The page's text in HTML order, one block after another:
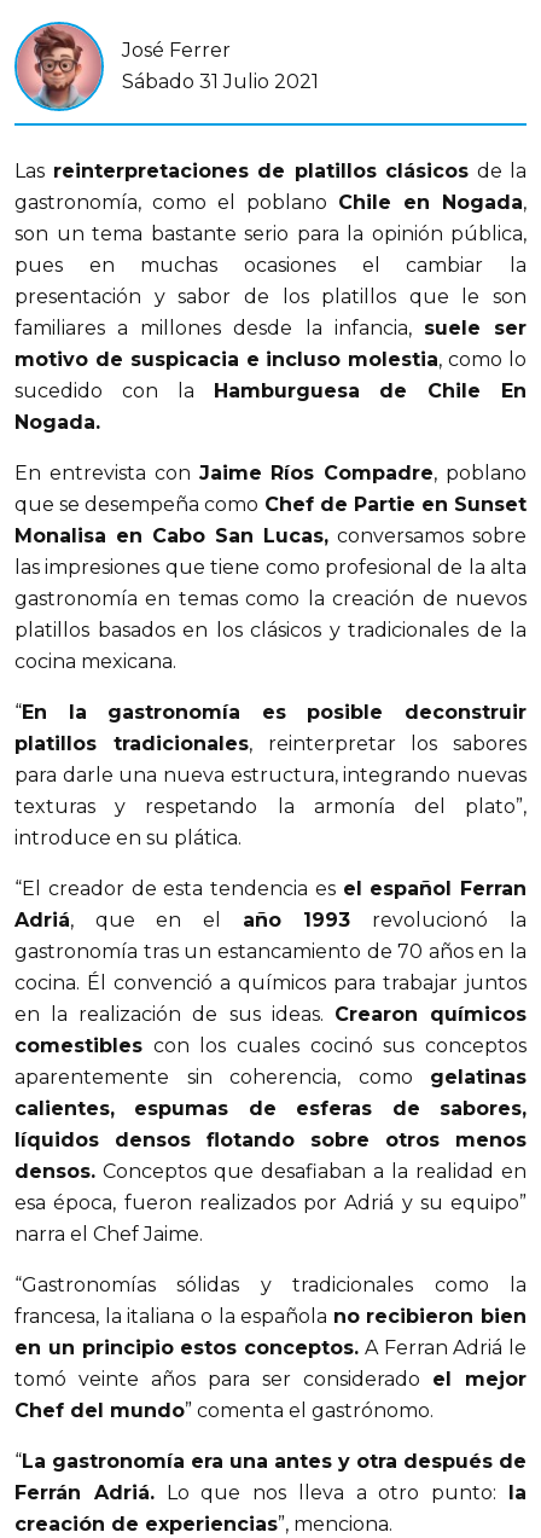
José Ferrer
Sábado 31 Julio 2021
Las reinterpretaciones de platillos clásicos de la
gastronomía, como el poblano Chile en Nogada,
son un tema bastante serio para la opinión pública,
pues en muchas ocasiones el cambiar la
presentación y sabor de los platillos que le son
familiares a millones desde la infancia, suele ser
motivo de suspicacia e incluso molestia, como lo
sucedido con la
Hamburguesa de Chile En
Nogada.
En entrevista con Jaime Ríos Compadre, poblano
que se desempeña como Chef de Partie en Sunset
Monalisa en Cabo San Lucas, conversamos sobre
las impresiones que tiene como profesional de la alta
gastronomía en temas como la creación de nuevos
platillos basados en los clásicos y tradicionales de la
cocina mexicana.
“En la gastronomía es posible deconstruir
platillos tradicionales, reinterpretar los sabores
para darle una nueva estructura, integrando nuevas
texturas y respetando la armonía del plato”,
introduce en su plática.
“El creador de esta tendencia es el español Ferran
Adriá, que en el año 1993 revolucionó la
gastronomía tras un estancamiento de 70 años en la
cocina. Él convenció a químicos para trabajar juntos
en la realización de sus ideas. Crearon químicos
comestibles con los cuales cocinó sus conceptos
aparentemente sin coherencia, como gelatinas
calientes, espumas de esferas de sabores,
líquidos densos flotando sobre otros menos
densos. Conceptos que desafiaban a la realidad en
esa época, fueron realizados por Adriá y su equipo”
narra el Chef Jaime.
“Gastronomías sólidas y tradicionales como la
francesa, la italiana o la española no recibieron bien
en un principio estos conceptos. A Ferran Adriá le
tomó veinte años para ser considerado el mejor
Chef del mundo” comenta el gastrónomo.
“La gastronomía era una antes y otra después de
Ferrán Adriá.Lo que nos lleva a otro punto:
la
creación de experiencias”, menciona.